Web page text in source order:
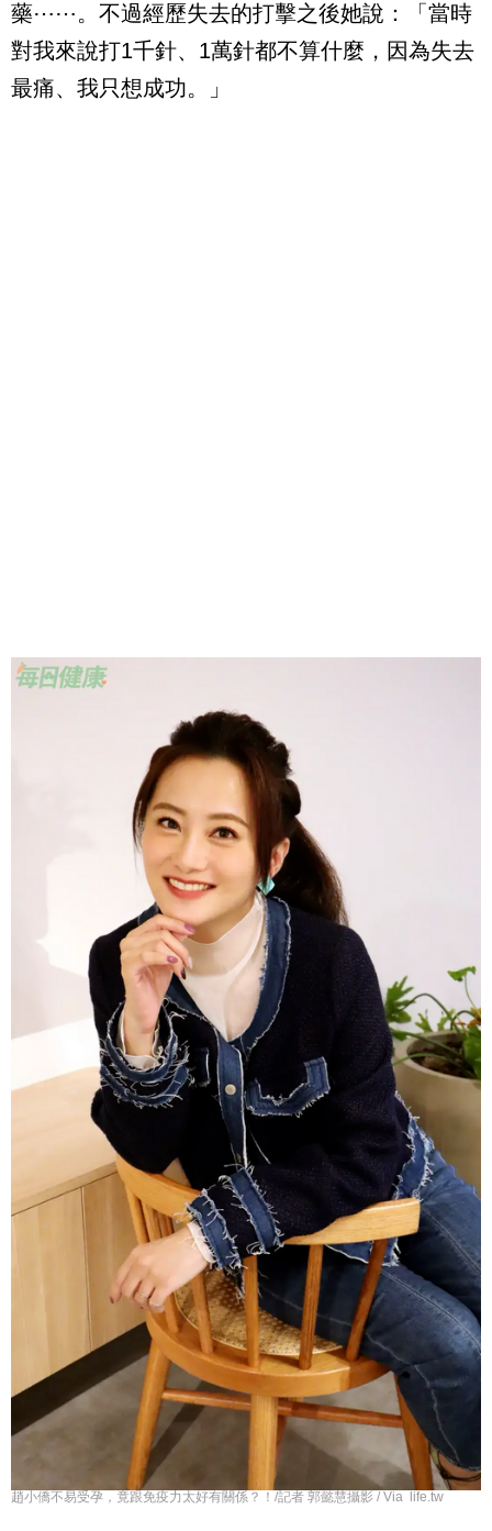
藥⋯⋯。不過經歷失去的打擊之後她說：「當時
對我來說打1千針、1萬針都不算什麼，因為失去
最痛、我只想成功。」
趙小僑不易受孕，竟跟免疫力太好有關係？！/記者 郭懿慧攝影 / Via life.tw